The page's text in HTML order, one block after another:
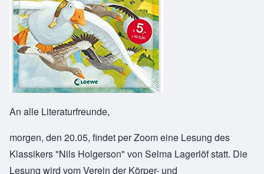
An alle Literaturfreunde,
morgen, den 20.05, findet per Zoom eine Lesung des
Klassikers "Nils Holgerson" von Selma Lagerlöf statt. Die
Lesung wird vom Verein der Körper- und